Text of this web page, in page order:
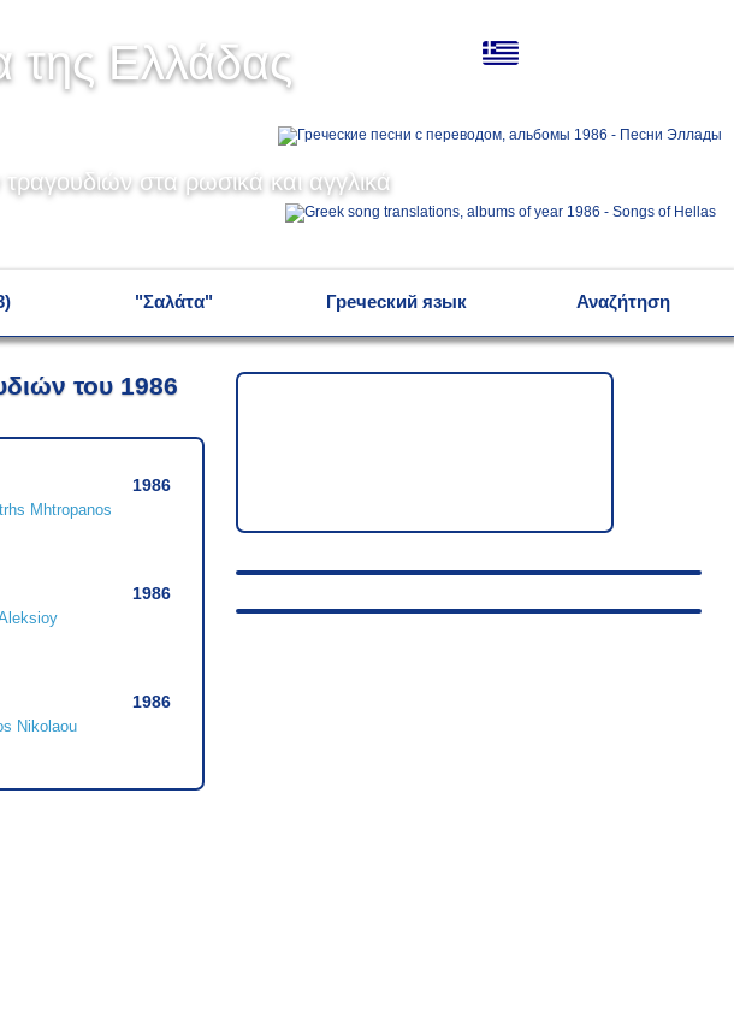
της Ελλάδας
στα ρωσικά και αγγλικά
"Σαλάτα" Греческий язык Αναζήτηση
του 1986
1986
Mhtropanos
1986
1986
Nikolaou